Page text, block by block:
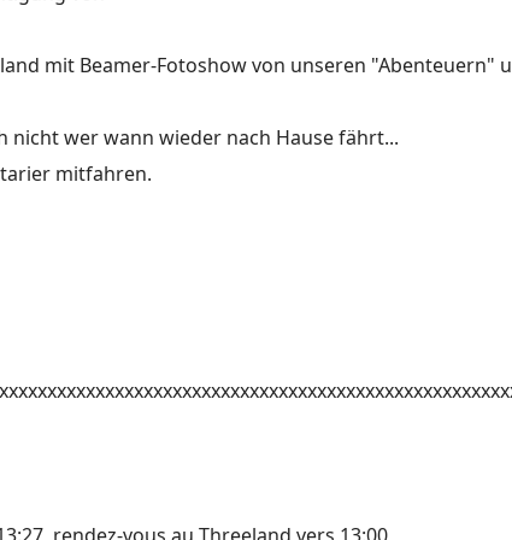
mit Beamer-Fotoshow von unseren
wer wann wieder nach Hause fährt...
mitfahren.
rendez-vous au Threeland vers 13:00